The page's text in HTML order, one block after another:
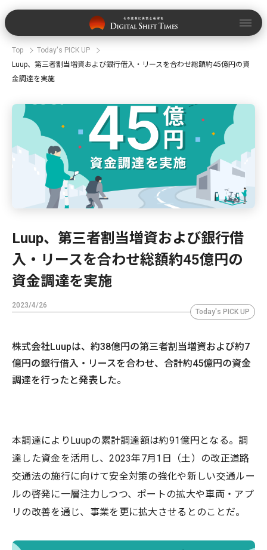
Top
Today's PICK UP
Luup、第三者割当増資および銀行借入・リースを合わせ総額約45億円の資
金調達を実施
Luup、第三者割当増資および銀行借
入・リースを合わせ総額約45億円の
資金調達を実施
2023/4/26
Today's PICK UP
株式会社Luupは、約38億円の第三者割当増資および約7
億円の銀行借入・リースを合わせ、合計約45億円の資金
調達を行ったと発表した。
本調達によりLuupの累計調達額は約91億円となる。調
達した資金を活用し、2023年7月1日（土）の改正道路
交通法の施行に向けて安全対策の強化や新しい交通ルー
ルの啓発に一層注力しつつ、ポートの拡大や車両・アプ
リの改善を通じ、事業を更に拡大させるとのことだ。